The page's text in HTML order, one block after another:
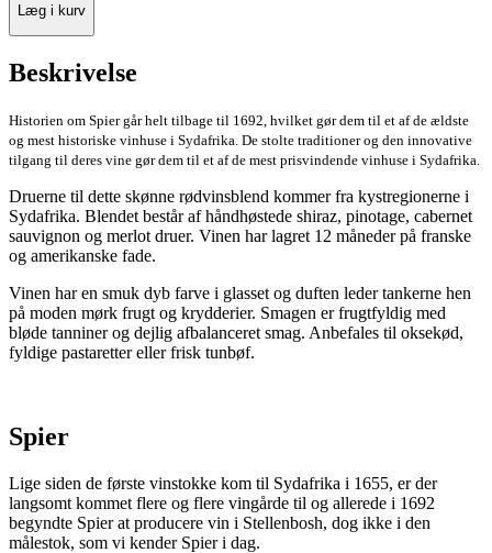
Læg i kurv
Beskrivelse
Historien om Spier går helt tilbage til 1692, hvilket gør dem til et af de ældste
og mest historiske vinhuse i Sydafrika. De stolte traditioner og den innovative
tilgang til deres vine gør dem til et af de mest prisvindende vinhuse i Sydafrika.
Druerne til dette skønne rødvinsblend kommer fra kystregionerne i
Sydafrika. Blendet består af håndhøstede shiraz, pinotage, cabernet
sauvignon og merlot druer. Vinen har lagret 12 måneder på franske
og amerikanske fade.
Vinen har en smuk dyb farve i glasset og duften leder tankerne hen
på moden mørk frugt og krydderier. Smagen er frugtfyldig med
bløde tanniner og dejlig afbalanceret smag. Anbefales til oksekød,
fyldige pastaretter eller frisk tunbøf.
Spier
Lige siden de første vinstokke kom til Sydafrika i 1655, er der
langsomt kommet flere og flere vingårde til og allerede i 1692
begyndte Spier at producere vin i Stellenbosh, dog ikke i den
målestok, som vi kender Spier i dag.